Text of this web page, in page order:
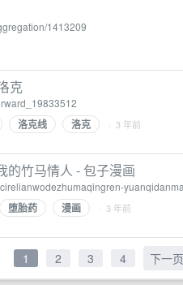
1413209
克
洛克线 洛克 · 3 年前
的竹马情人 - 包子漫画
堕胎药 漫画 · 3 年前
1 2 3 4 下一页